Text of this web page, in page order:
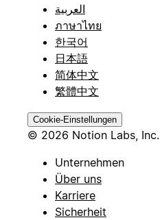
العربية
ภาษาไทย
한국어
日本語
简体中文
繁體中文
Cookie-Einstellungen
© 2026 Notion Labs, Inc.
Unternehmen
Über uns
Karriere
Sicherheit